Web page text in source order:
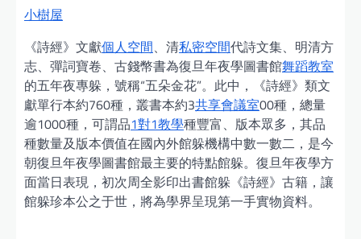
小樹屋
《詩經》文獻個人空間、清私密空間代詩文集、明清方
志、彈詞寶卷、古錢幣書為復旦年夜學圖書館舞蹈教室
的五年夜專躲，號稱“五朵金花”。此中，《詩經》類文
獻單行本約760種，叢書本約3共享會議室00種，總量
逾1000種，可謂品1對1教學種豐富、版本眾多，其品
種數量及版本價值在國內外館躲機構中數一數二，是今
朝復旦年夜學圖書館最主要的特點館躲。復旦年夜學方
面當日表現，初次周全影印出書館躲《詩經》古籍，讓
館躲珍本公之于世，將為學界呈現第一手實物資料。